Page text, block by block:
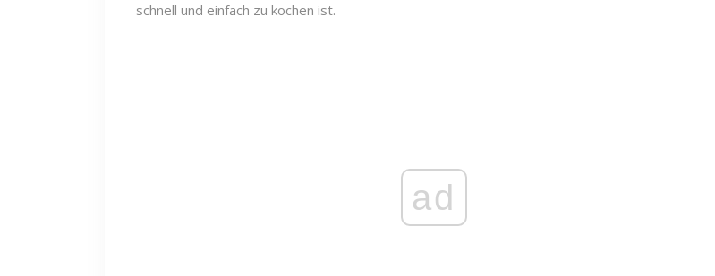
schnell und einfach zu kochen ist.
ad